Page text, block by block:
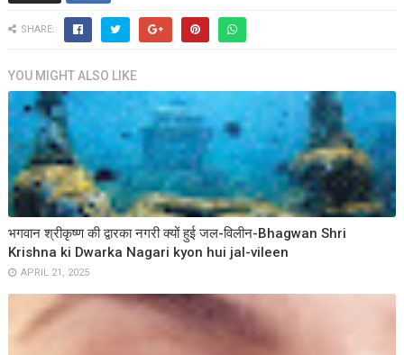
SHARE:
YOU MIGHT ALSO LIKE
भगवान श्रीकृष्ण की द्वारका नगरी क्यों हुई जल-विलीन-Bhagwan Shri
Krishna ki Dwarka Nagari kyon hui jal-vileen
APRIL 21, 2025